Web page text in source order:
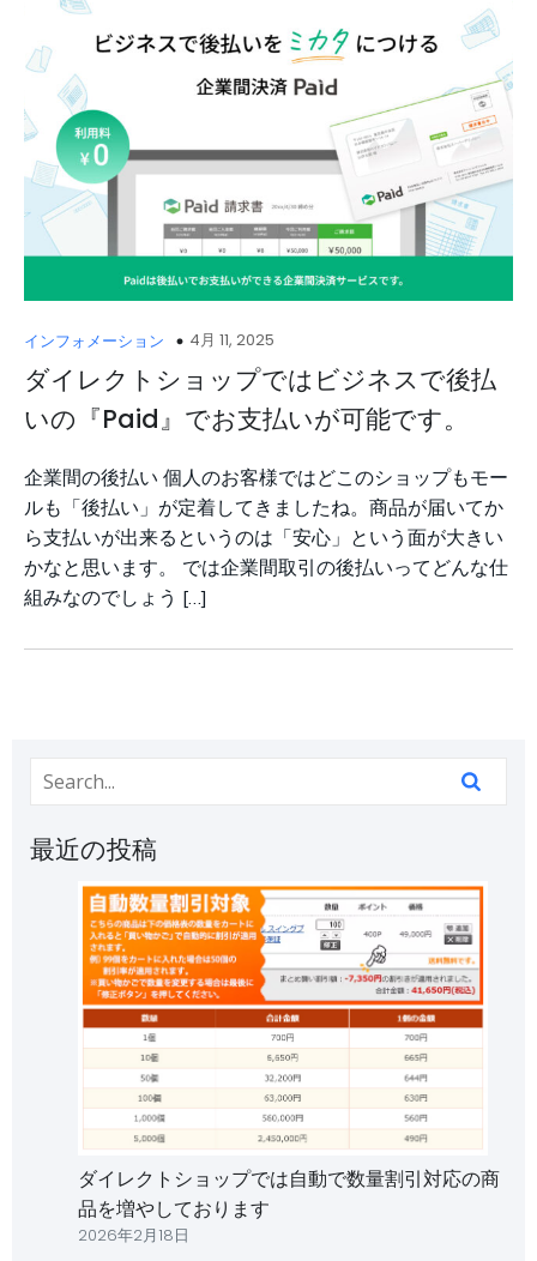
インフォメーション 4月 11, 2025
ダイレクトショップではビジネスで後払
いの『Paid』でお支払いが可能です。
企業間の後払い 個人のお客様ではどこのショップもモー
ルも「後払い」が定着してきましたね。商品が届いてか
ら支払いが出来るというのは「安心」という面が大きい
かなと思います。 では企業間取引の後払いってどんな仕
組みなのでしょう […]
最近の投稿
ダイレクトショップでは自動で数量割引対応の商
品を増やしております
2026年2月18日